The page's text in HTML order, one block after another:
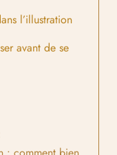
l’illustration
avant de se